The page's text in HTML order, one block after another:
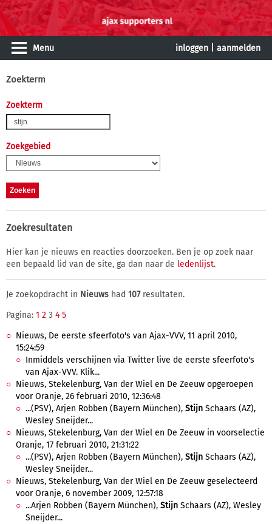
Menu inloggen aanmelden
Zoekterm
Zoekterm
Zoekgebied
Zoekresultaten
Hier kan je nieuws en reacties doorzoeken. Ben je op zoek naar
een bepaald lid van de site, ga dan naar de ledenlijst.
Je zoekopdracht in Nieuws had 107resultaten.
Pagina: 1 2 3 4 5
Nieuws, De eerste sfeerfoto's van Ajax-VVV, 11 april 2010,
15:24:59
Inmiddels verschijnen via Twitter live de eerste sfeerfoto's
van Ajax-VVV. Klik...
Nieuws, Stekelenburg, Van der Wiel en De Zeeuw opgeroepen
voor Oranje, 26 februari 2010, 12:36:48
...(PSV), Arjen Robben (Bayern München), Stijn Schaars (AZ),
Wesley Sneijder...
Nieuws, Stekelenburg, Van der Wiel en De Zeeuw in voorselectie
Oranje, 17 februari 2010, 21:31:22
...(PSV), Arjen Robben (Bayern München), Stijn Schaars (AZ),
Wesley Sneijder...
Nieuws, Stekelenburg, Van der Wiel en De Zeeuw geselecteerd
voor Oranje, 6 november 2009, 12:57:18
...Arjen Robben (Bayern München), Stijn Schaars (AZ), Wesley
Sneijder...